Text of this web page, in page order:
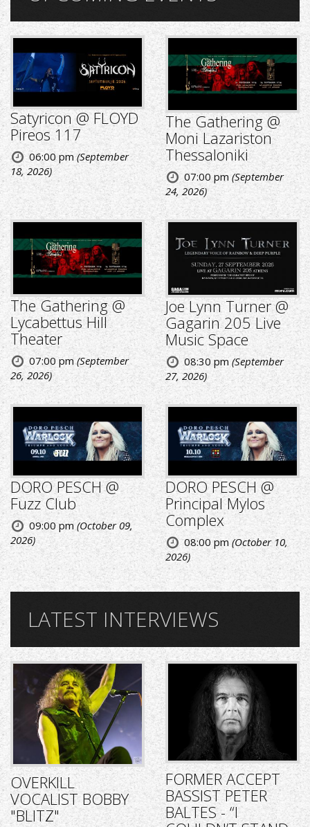
Satyricon @ FLOYD
Pireos 117
06:00 pm(September
18, 2026)
The Gathering @
Moni Lazariston
Thessaloniki
07:00 pm(September
24, 2026)
The Gathering @
Lycabettus Hill
Theater
07:00 pm(September
26, 2026)
Joe Lynn Turner @
Gagarin 205 Live
Music Space
08:30 pm (September
27, 2026)
DORO PESCH @
Fuzz Club
09:00 pm (October 09,
2026)
DORO PESCH @
Principal Mylos
Complex
08:00 pm (October 10,
2026)
LATEST INTERVIEWS
OVERKILL
VOCALIST BOBBY
"BLITZ"
FORMER ACCEPT
BASSIST PETER
BALTES - “I